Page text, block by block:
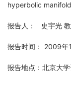
hyperbolic
报告人： 史宇光 教
报告时间： 2009
报告地点：北京大